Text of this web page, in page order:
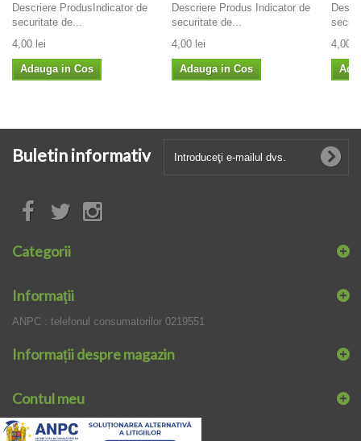
Descriere ProdusIndicator de
securitate de...
4,00 lei
Adauga in Cos
Descriere Produs Indicator de
securitate de...
4,00 lei
Adauga in Cos
4,00
Buletin informativ
Categorii
Informaţii
ANPC : telefonul consumatorilor 0219551
Informații despre magazin
Contul meu